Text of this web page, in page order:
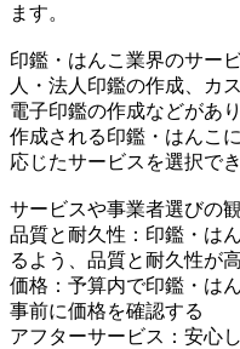
ます。
印鑑・はんこ業界のサー
人・法人印鑑の作成、カ
電子印鑑の作成などがあ
作成される印鑑・はんこ
応じたサービスを選択でき
サービスや事業者選びの
品質と耐久性：印鑑・は
るよう、品質と耐久性が
価格：予算内で印鑑・は
事前に価格を確認する
アフターサービス：安心